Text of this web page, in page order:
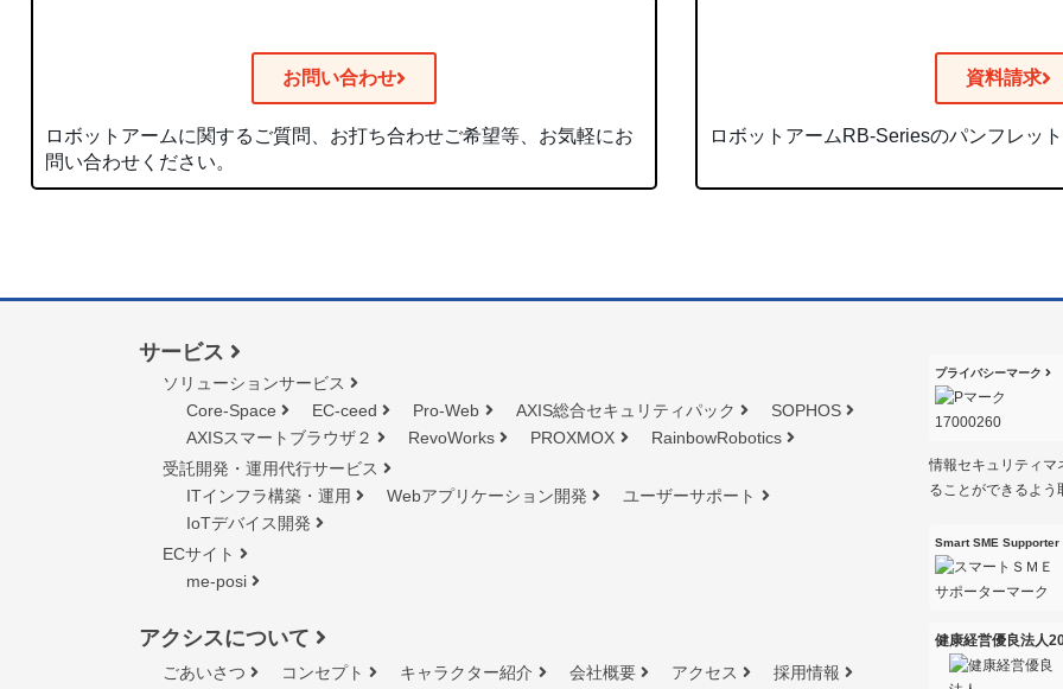
お問い合わせ
ロボットアームに関するご質問、お打ち合わせご希望等、お気軽にお
問い合わせください。
資料請求
ロボットアームRB-Seriesのパンフレッ
サービス
ソリューションサービス
Core-Space
EC-ceed Pro-Web AXIS総合セキュリティパック
SOPHOS
AXISスマートブラウザ２
RevoWorks PROXMOX
RainbowRobotics
受託開発・運用代行サービス
ITインフラ構築・運用
Webアプリケーション開発
ユーザーサポート
IoTデバイス開発
ECサイト
me-posi
アクシスについて
ごあいさつ コンセプト キャラクター紹介 会社概要 アクセス 採用情報
プライバシーマーク
情報セキュリティマ
ることができるよ
Smart SME Supporter
健康経営優良法人